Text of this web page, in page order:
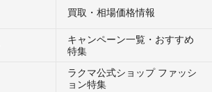
買取・相場価格情報
キャンペーン一覧・おすすめ
特集
ラクマ公式ショップ ファッシ
ョン特集